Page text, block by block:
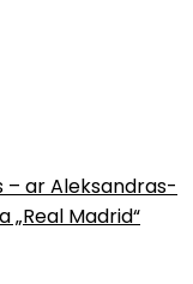
– ar Aleksandras-
Madrid“